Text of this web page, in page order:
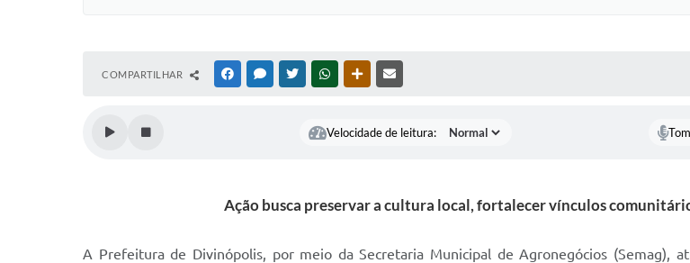
COMPARTILHAR FACEBOOKMESSENGER
TWITTERWHATSAPPOUTRAS MÍDIAS
Velocidade de leitura:
Ação busca preservar a cultura local, fortalecer vínculos
A Prefeitura de Divinópolis, por meio da Secretaria Municipal de Agronegócios (Semag),